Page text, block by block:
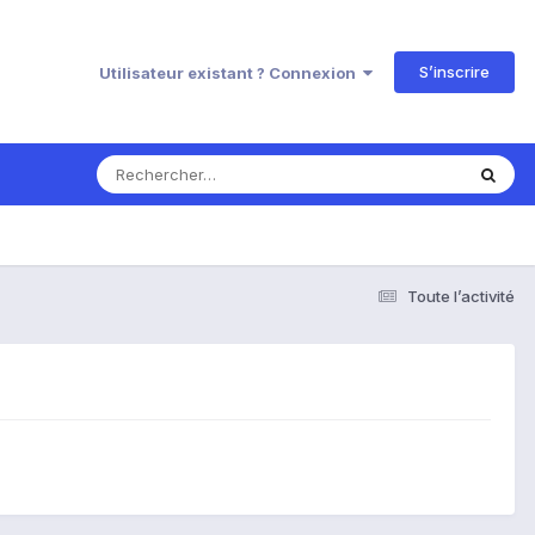
Utilisateur existant ? Connexion S’inscrire
Toute l’activité